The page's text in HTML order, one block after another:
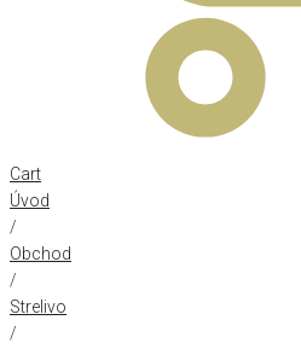
Cart
Úvod
/
Obchod
/
Strelivo
/